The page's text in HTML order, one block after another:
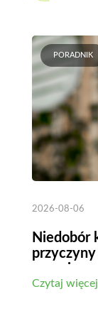
PORADNIK
2026-08-06
Niedobór
Czytaj więcej